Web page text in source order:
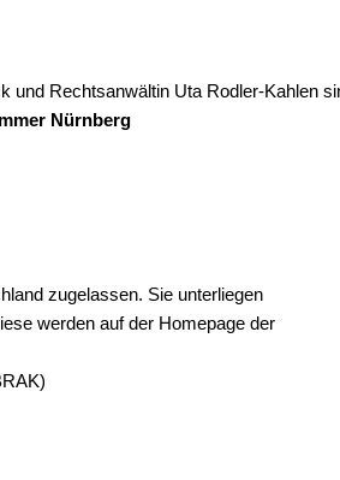
und Rechtsanwältin Uta Rodler-Kahlen
Nürnberg
zugelassen. Sie unterliegen
werden auf der Homepage der